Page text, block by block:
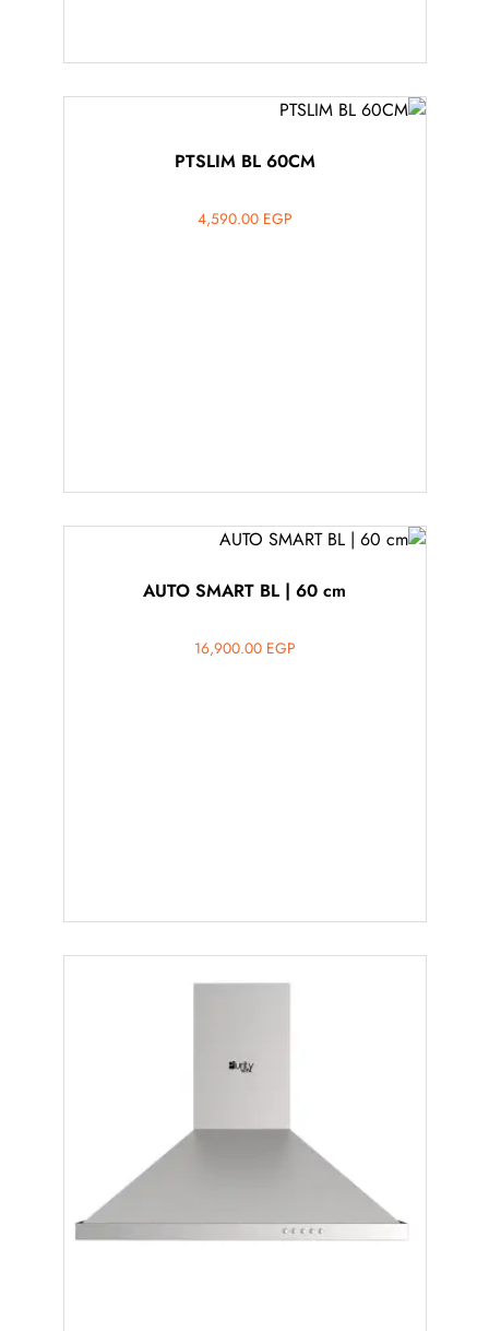
PTSLIM BL 60CM
4,590.00 EGP
AUTO SMART BL | 60 cm
16,900.00 EGP